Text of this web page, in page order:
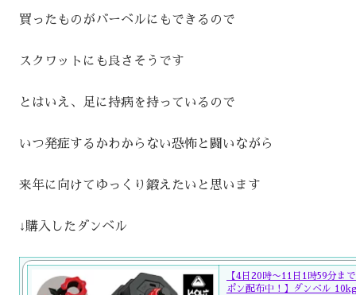
買ったものがバーベルにもできるので
スクワットにも良さそうです
とはいえ、足に持病を持っているので
いつ発症するかわからない恐怖と闘いながら
来年に向けてゆっくり鍛えたいと思います
↓購入したダンベル
【4日20時〜11日1時59分ま
ポン配布中！】ダンベル